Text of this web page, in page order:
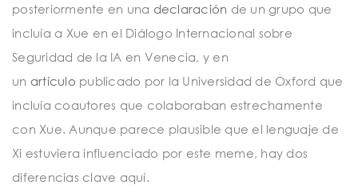
posteriormente en una declaración de un grupo que
incluía a Xue en el Diálogo Internacional sobre
Seguridad de la IA en Venecia, y en
un artículo publicado por la Universidad de Oxford que
incluía coautores que colaboraban estrechamente
con Xue. Aunque parece plausible que el lenguaje de
Xi estuviera influenciado por este meme, hay dos
diferencias clave aquí.